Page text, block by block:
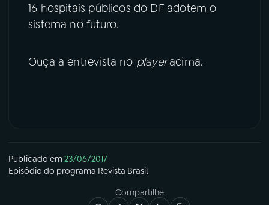
16 hospitais públicos do DF adotem o
sistema no futuro.
Ouça a entrevista no playeracima.
Publicado em23/06/2017
Episódio do programa Revista Brasil
Compartilhe